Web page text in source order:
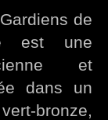
de
est une
et
dans un
bronze,